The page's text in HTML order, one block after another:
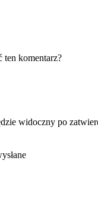
ten komentarz?
widoczny po